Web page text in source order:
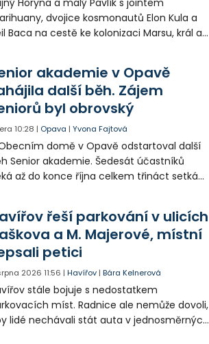
Horyna a malý Pavlík s jointem
dvojice kosmonautů Elon Kula a
Baca na cestě ke kolonizaci Marsu, král a
Palkovic ztvárnili starosta Radim
a místostarosta David Kula.
akademie v Opavě
další běh. Zájem
byl obrovský
10:28 | Opava |Yvona Fajtová
domě v Opavě odstartoval další
Senior akademie. Šedesát účastníků
až do konce října celkem třináct setkání
certifikáty o absolvování studia a
dárky.
řeší parkování v ulicích
a M. Majerové, místní
petici
2026 11:56 |Havířov |Bára Kelnerová
stále bojuje s nedostatkem
míst. Radnice ale nemůže dovoli,
lidé nechávali stát auta v jednosměrných